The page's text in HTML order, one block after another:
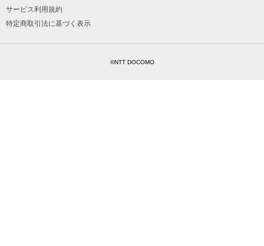
サービス利用規約
特定商取引法に基づく表示
©NTT DOCOMO